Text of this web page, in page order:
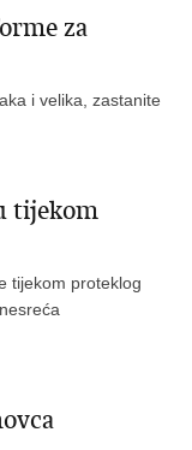
za
i velika, zastanite
tijekom
tijekom proteklog